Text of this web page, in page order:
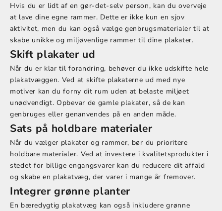
Hvis du er lidt af en gør-det-selv person, kan du overveje
at lave dine egne rammer. Dette er ikke kun en sjov
aktivitet, men du kan også vælge genbrugsmaterialer til at
skabe unikke og miljøvenlige rammer til dine plakater.
Skift plakater ud
Når du er klar til forandring, behøver du ikke udskifte hele
plakatvæggen. Ved at skifte plakaterne ud med nye
motiver kan du forny dit rum uden at belaste miljøet
unødvendigt. Opbevar de gamle plakater, så de kan
genbruges eller genanvendes på en anden måde.
Sats på holdbare materialer
Når du vælger plakater og rammer, bør du prioritere
holdbare materialer. Ved at investere i kvalitetsprodukter i
stedet for billige engangsvarer kan du reducere dit affald
og skabe en plakatvæg, der varer i mange år fremover.
Integrer grønne planter
En bæredygtig plakatvæg kan også inkludere grønne